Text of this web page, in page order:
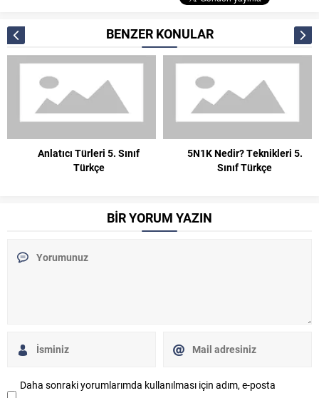
BENZER KONULAR
Anlatıcı Türleri 5. Sınıf
Türkçe
5N1K Nedir? Teknikleri 5.
Sınıf Türkçe
BİR YORUM YAZIN
Daha sonraki yorumlarımda kullanılması için adım, e-posta